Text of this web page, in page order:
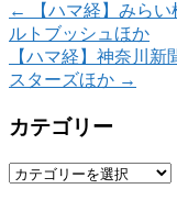
←
【ハマ経】みら
ルトブッシュほか
【ハマ経】神奈川
スターズほか →
カテゴリー
カ